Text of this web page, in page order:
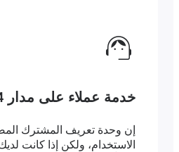
خدمة عملاء على مدار 24 ساعة
الاستخدام، ولكن إذا كانت لديك